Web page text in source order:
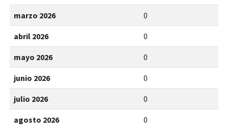
marzo 2026 0
abril 2026 0
mayo 2026 0
junio 2026 0
julio 2026 0
agosto 2026 0